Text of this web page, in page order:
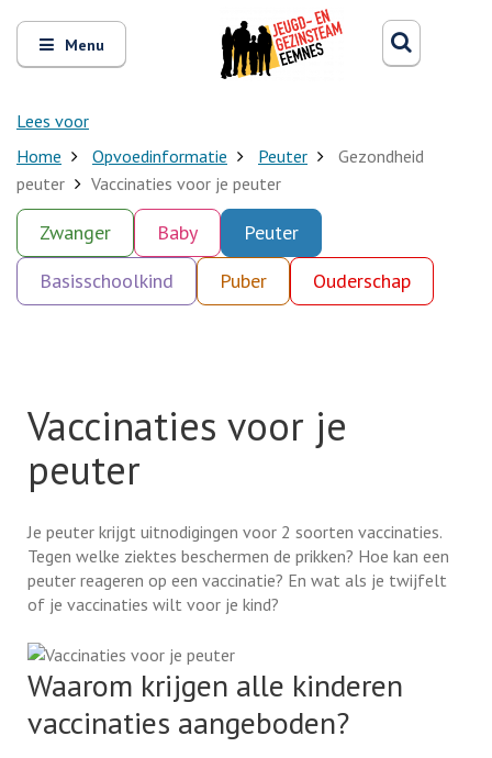
Open
en
sluit
Menu
Lees voor
Zoeken
Home Opvoedinformatie Peuter
Gezondheid
peuter
Vaccinaties voor je peuter
Zwanger Baby
Peuter
Basisschoolkind
Puber Ouderschap
Vaccinaties voor je
peuter
Je peuter krijgt uitnodigingen voor 2 soorten vaccinaties.
Tegen welke ziektes beschermen de prikken? Hoe kan een
peuter reageren op een vaccinatie? En wat als je twijfelt
of je vaccinaties wilt voor je kind?
Waarom krijgen alle kinderen
vaccinaties aangeboden?